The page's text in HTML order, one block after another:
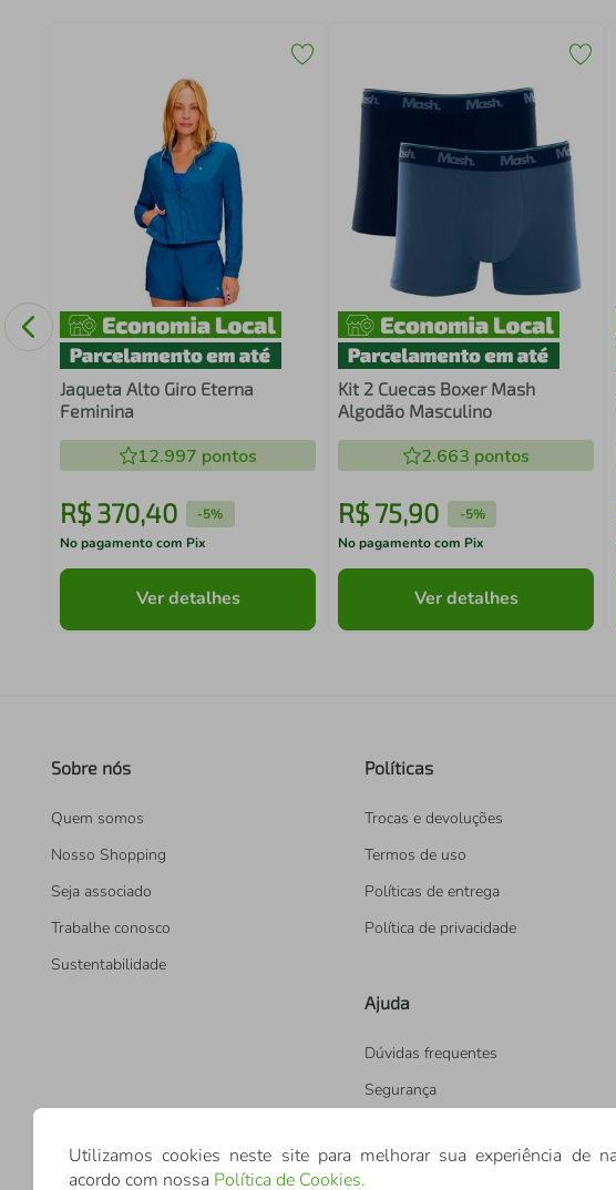
Jaqueta Alto Giro Eterna
Feminina
12.997 pontos
R$ 370,40 -5%
No pagamento com Pix
Ver detalhes
Kit 2 Cuecas Boxer Mash
Algodão Masculino
2.663 pontos
R$ 75,90 -5%
No pagamento com Pix
Ver detalhes
Sobre nós
Quem somos
Nosso Shopping
Seja associado
Trabalhe conosco
Sustentabilidade
Políticas
Trocas e devoluções
Termos de uso
Políticas de entrega
Política de privacidade
Ajuda
Dúvidas frequentes
Segurança
Utilizamos cookies neste site para melhorar sua experiência de
acordo com nossa Política de Cookies.